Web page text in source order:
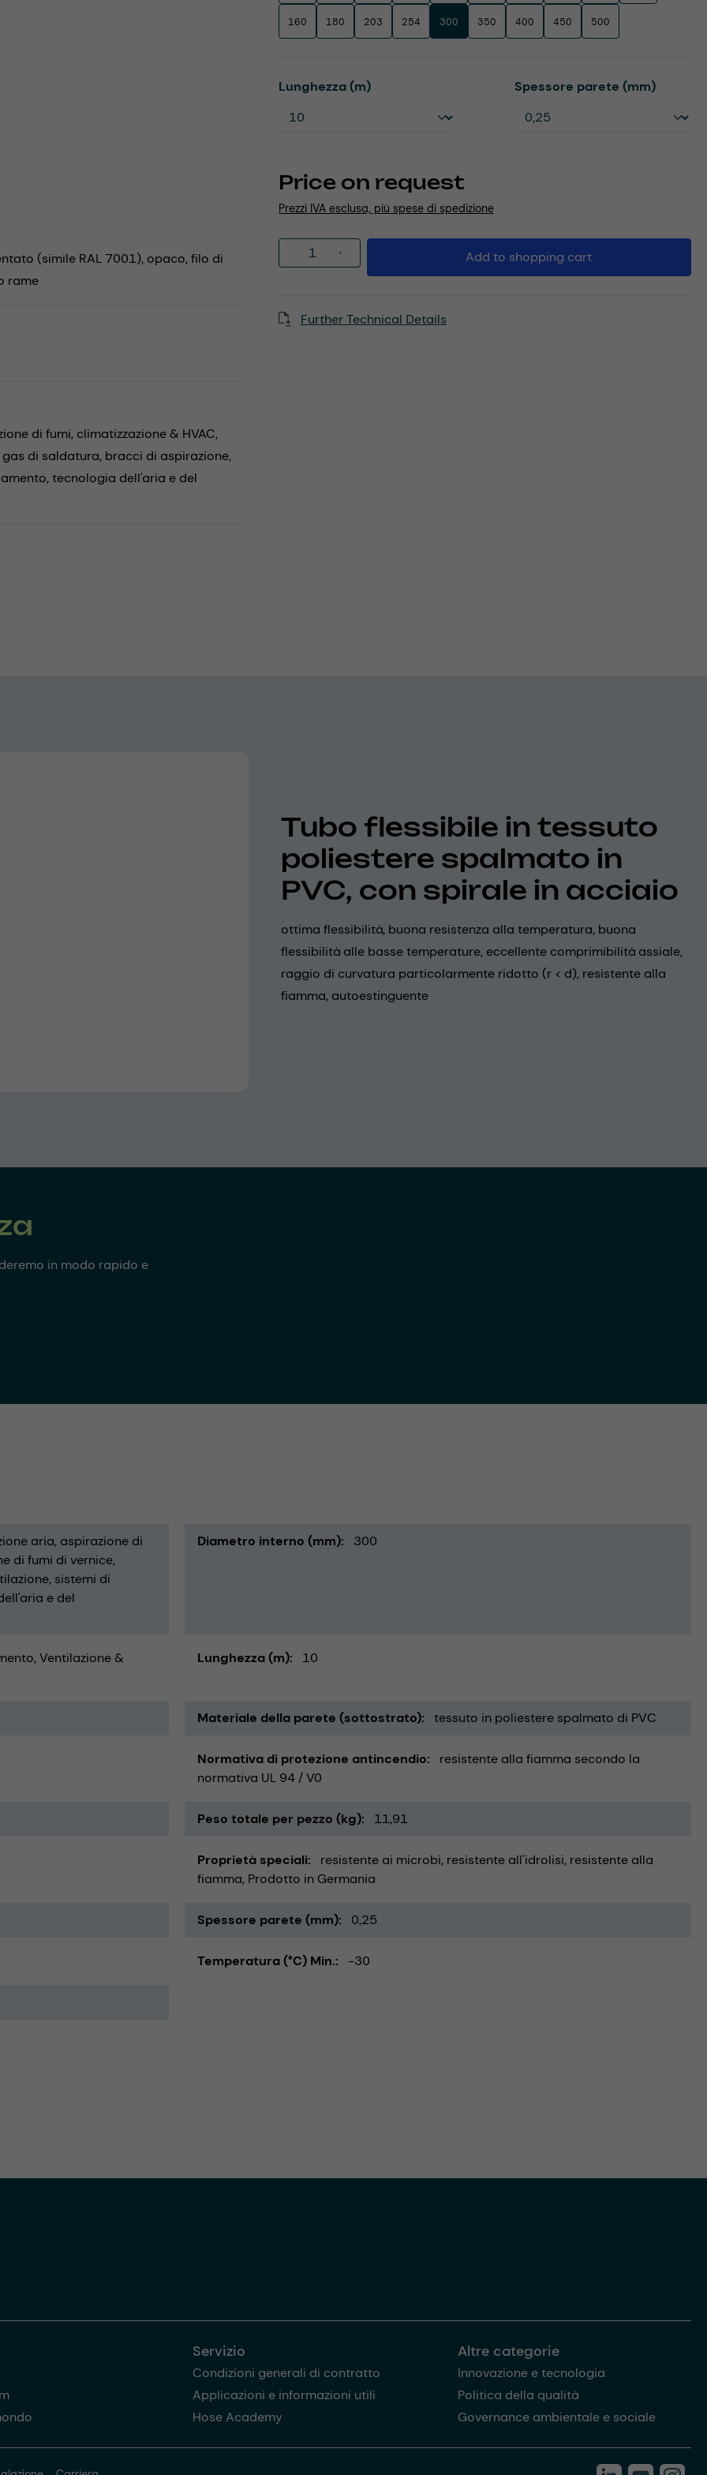
Price on request
Prezzi IVA esclusa, più spese di spedizione
160 180 203 254 300 350 400 450 500
Select
Lunghezza (m) Select
Spessore parete (mm)
Product Quantity: Enter the desired amount
Add to shopping cart
Further Technical Details
(simile RAL 7001), opaco, filo di
rame
di fumi, climatizzazione & HVAC,
di saldatura, bracci di aspirazione,
tecnologia dell'aria e del
Tubo flessibile in tessuto
poliestere spalmato in
PVC, con spirale in acciaio
ottima flessibilità, buona resistenza alla temperatura, buona
flessibilità alle basse temperature, eccellente comprimibilità assiale,
raggio di curvatura particolarmente ridotto (r < d), resistente alla
fiamma, autoestinguente
in modo rapido e
aria aspirazione di
di fumi di vernice
sistemi di
e del
Diametro interno (mm) 300
Ventilazione &
Lunghezza (m) 10
Materiale della parete (sottostrato) tessuto in poliestere spalmato di PVC
Normativa di protezione antincendio
resistente alla fiamma secondo la
normativa UL 94 / V0
Peso totale per pezzo (kg) 11,91
Proprietà speciali resistente ai microbi resistente all'idrolisi resistente alla
fiamma Prodotto in Germania
Spessore parete (mm) 0,25
Temperatura (°C) Min. -30
Servizio
Condizioni generali di contratto
Applicazioni e informazioni utili
Hose Academy
Altre categorie
Innovazione e tecnologia
Politica della qualità
Governance ambientale e sociale